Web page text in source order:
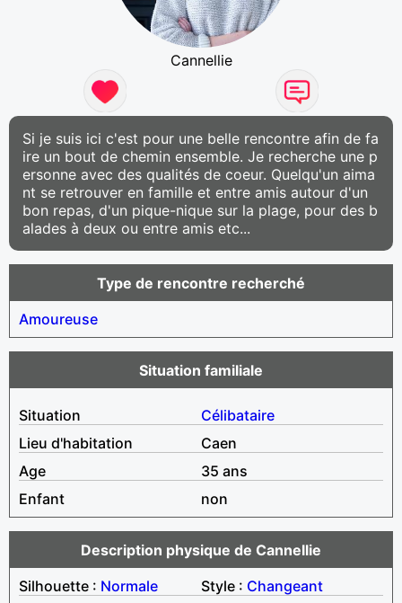
Cannellie
Si je suis ici c'est pour une belle rencontre afin de fa
ire un bout de chemin ensemble. Je recherche une p
ersonne avec des qualités de coeur. Quelqu'un aima
nt se retrouver en famille et entre amis autour d'un
bon repas, d'un pique-nique sur la plage, pour des b
alades à deux ou entre amis etc...
Type de rencontre recherché
Amoureuse
Situation familiale
Situation
Célibataire
Lieu d'habitation
Caen
Age
35 ans
Enfant
non
Description physique de Cannellie
Silhouette : Normale Style : Changeant